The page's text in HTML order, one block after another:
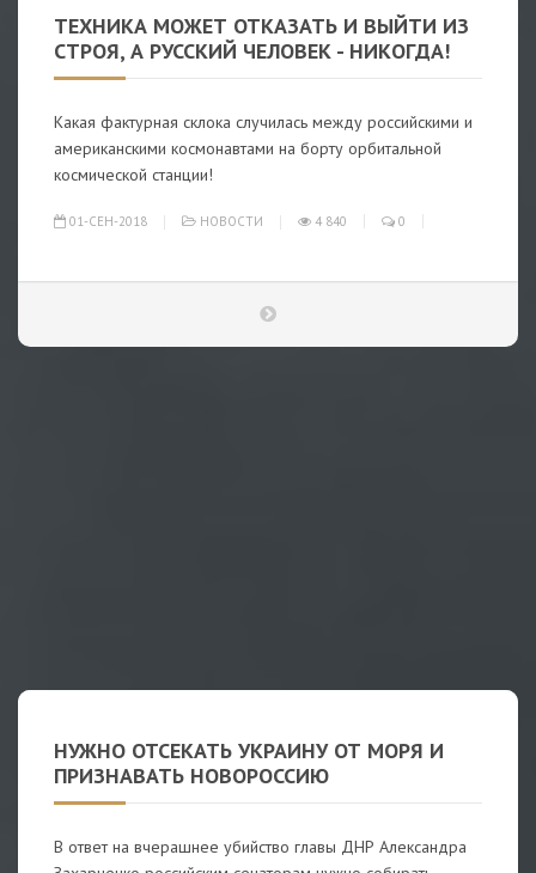
ТЕХНИКА МОЖЕТ ОТКАЗАТЬ И ВЫЙТИ ИЗ
СТРОЯ, А РУССКИЙ ЧЕЛОВЕК - НИКОГДА!
Какая фактурная склока случилась между российскими и
американскими космонавтами на борту орбитальной
космической станции!
01-СЕН-2018 НОВОСТИ 4 840 0
НУЖНО ОТСЕКАТЬ УКРАИНУ ОТ МОРЯ И
ПРИЗНАВАТЬ НОВОРОССИЮ
В ответ на вчерашнее убийство главы ДНР Александра